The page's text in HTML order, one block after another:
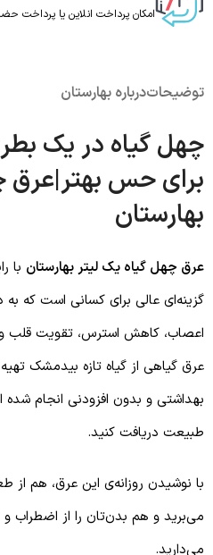
امکان پرداخت انلاین یا پرداخت
توضیحاتدرباره بهارستان
چهل گیاه در یک
برای حس بهتر|عرق
بهارستان
عرق چهل گیاه یک لیتر بهارستان با
گزینه‌ای عالی برای کسانی است که
اعصاب، کاهش استرس، تقویت قلب
عرق گیاهی از گیاه تازه بیدمشک
بهداشتی و بدون افزودنی انجام شده
طبیعت دریافت کنید.
با نوشیدن روزانه‌ی این عرق، هم
می‌برید و هم بدن‌تان را از اضطراب
می‌دارید.